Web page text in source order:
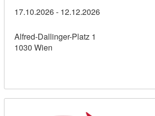
17.10.2026 - 12.12.2026
Alfred-Dallinger-Platz 1
1030 Wien